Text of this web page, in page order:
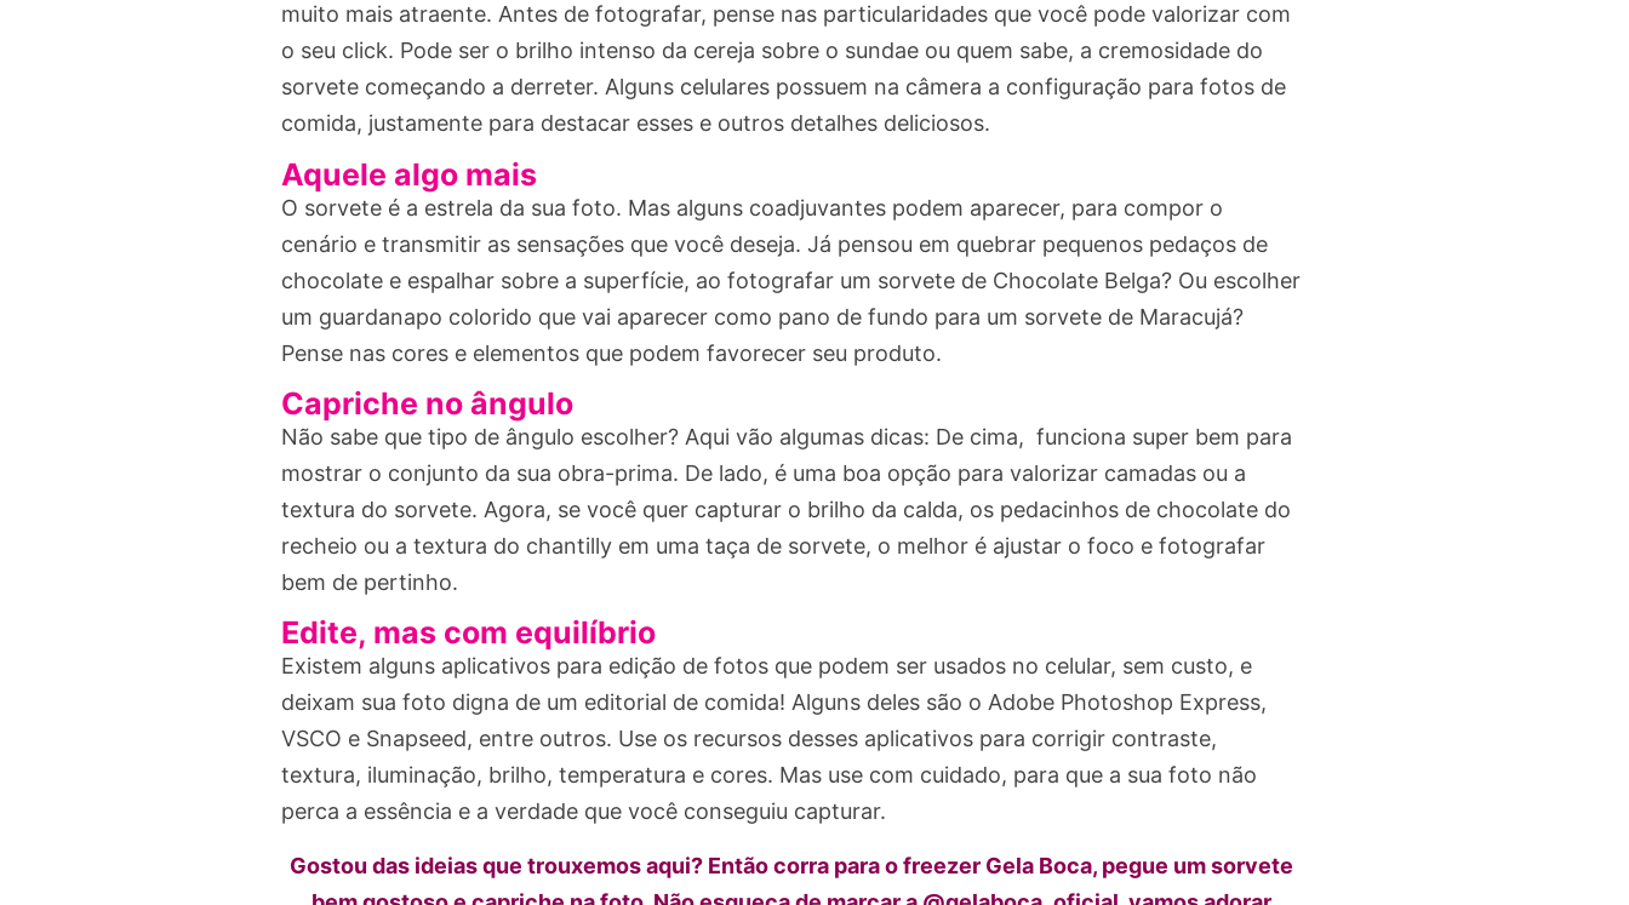
muito mais atraente. Antes de fotografar, pense nas particularidades que você pode valorizar com
o seu click. Pode ser o brilho intenso da cereja sobre o sundae ou quem sabe, a cremosidade do
sorvete começando a derreter. Alguns celulares possuem na câmera a configuração para fotos de
comida, justamente para destacar esses e outros detalhes deliciosos.
Aquele algo mais
O sorvete é a estrela da sua foto. Mas alguns coadjuvantes podem aparecer, para compor o
cenário e transmitir as sensações que você deseja. Já pensou em quebrar pequenos pedaços de
chocolate e espalhar sobre a superfície, ao fotografar um sorvete de Chocolate Belga? Ou escolher
um guardanapo colorido que vai aparecer como pano de fundo para um sorvete de Maracujá?
Pense nas cores e elementos que podem favorecer seu produto.
Capriche no ângulo
Não sabe que tipo de ângulo escolher? Aqui vão algumas dicas: De cima, funciona super bem para
mostrar o conjunto da sua obra-prima. De lado, é uma boa opção para valorizar camadas ou a
textura do sorvete. Agora, se você quer capturar o brilho da calda, os pedacinhos de chocolate do
recheio ou a textura do chantilly em uma taça de sorvete, o melhor é ajustar o foco e fotografar
bem de pertinho.
Edite, mas com equilíbrio
Existem alguns aplicativos para edição de fotos que podem ser usados no celular, sem custo, e
deixam sua foto digna de um editorial de comida! Alguns deles são o Adobe Photoshop Express,
VSCO e Snapseed, entre outros. Use os recursos desses aplicativos para corrigir contraste,
textura, iluminação, brilho, temperatura e cores. Mas use com cuidado, para que a sua foto não
perca a essência e a verdade que você conseguiu capturar.
Gostou das ideias que trouxemos aqui? Então corra para o freezer Gela Boca, pegue um sorvete